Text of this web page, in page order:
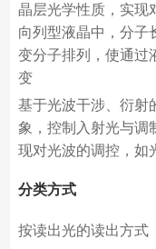
晶层光学性质，实现
向列型液晶中，分子
变分子排列，使通过
变
基于光波干涉、衍射
象，控制入射光与调
现对光波的调控，如
分类方式
按读出光的读出方式